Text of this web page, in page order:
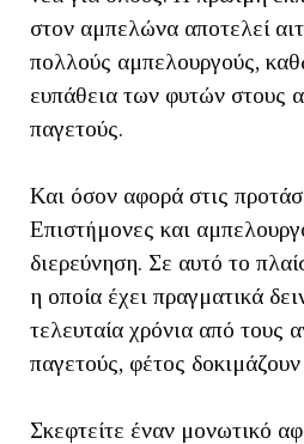
στον αμπελώνα αποτελεί
πολλούς αμπελουργούς,
ευπάθεια των φυτών στους
παγετούς.
Και όσον αφορά στις
Επιστήμονες και
διερεύνηση. Σε αυτό το
η οποία έχει πραγματικά
τελευταία χρόνια από τους
παγετούς, φέτος
Σκεφτείτε έναν μονωτικό